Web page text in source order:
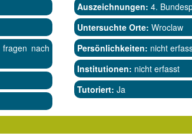
fragen nach
Auszeichnungen: 4.
Untersuchte Orte: Wroclaw
Persönlichkeiten: nicht
Institutionen: nicht erfasst
Tutoriert: Ja